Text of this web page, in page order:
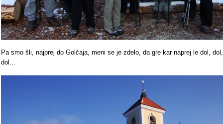
Pa smo šli, najprej do Golčaja, meni se je zdelo, da gre kar naprej le dol, dol,
dol...